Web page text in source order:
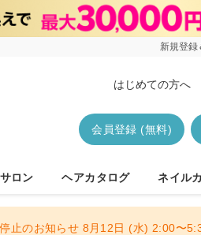
新規登録
はじめての方へ
会員登録 (無料)
ロン ヘアカタログ ネイル
止のお知らせ 8月12日 (水) 2:00〜